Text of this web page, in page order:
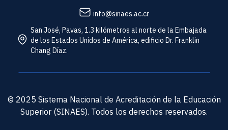
info@sinaes.ac.cr
San José, Pavas, 1.3 kilómetros al norte de la Embajada
de los Estados Unidos de América, edificio Dr. Franklin
Chang Díaz.
© 2025 Sistema Nacional de Acreditación de la Educación
Superior (SINAES). Todos los derechos reservados.